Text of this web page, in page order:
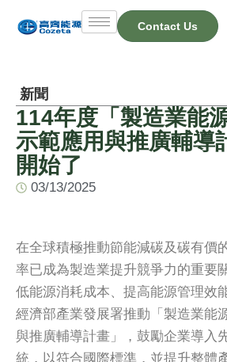
Contact Us
新聞
114年度「製造業能
示範應用與推廣輔導
開始了
03/13/2025
在全球積極推動節能減碳及碳有價
率已成為製造業提升競爭力的重要
低能源消耗成本、提高能源管理效
經濟部產業發展署推動「製造業能
與推廣輔導計畫」，鼓勵企業導入
統，以符合國際標準，並提升整體